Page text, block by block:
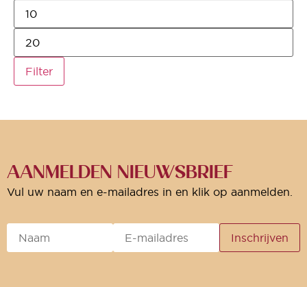
Filter
AANMELDEN NIEUWSBRIEF
Vul uw naam en e-mailadres in en klik op aanmelden.